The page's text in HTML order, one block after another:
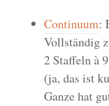
Continuum:
Vollständig
2 Staffeln à
(ja, das ist
Ganze hat